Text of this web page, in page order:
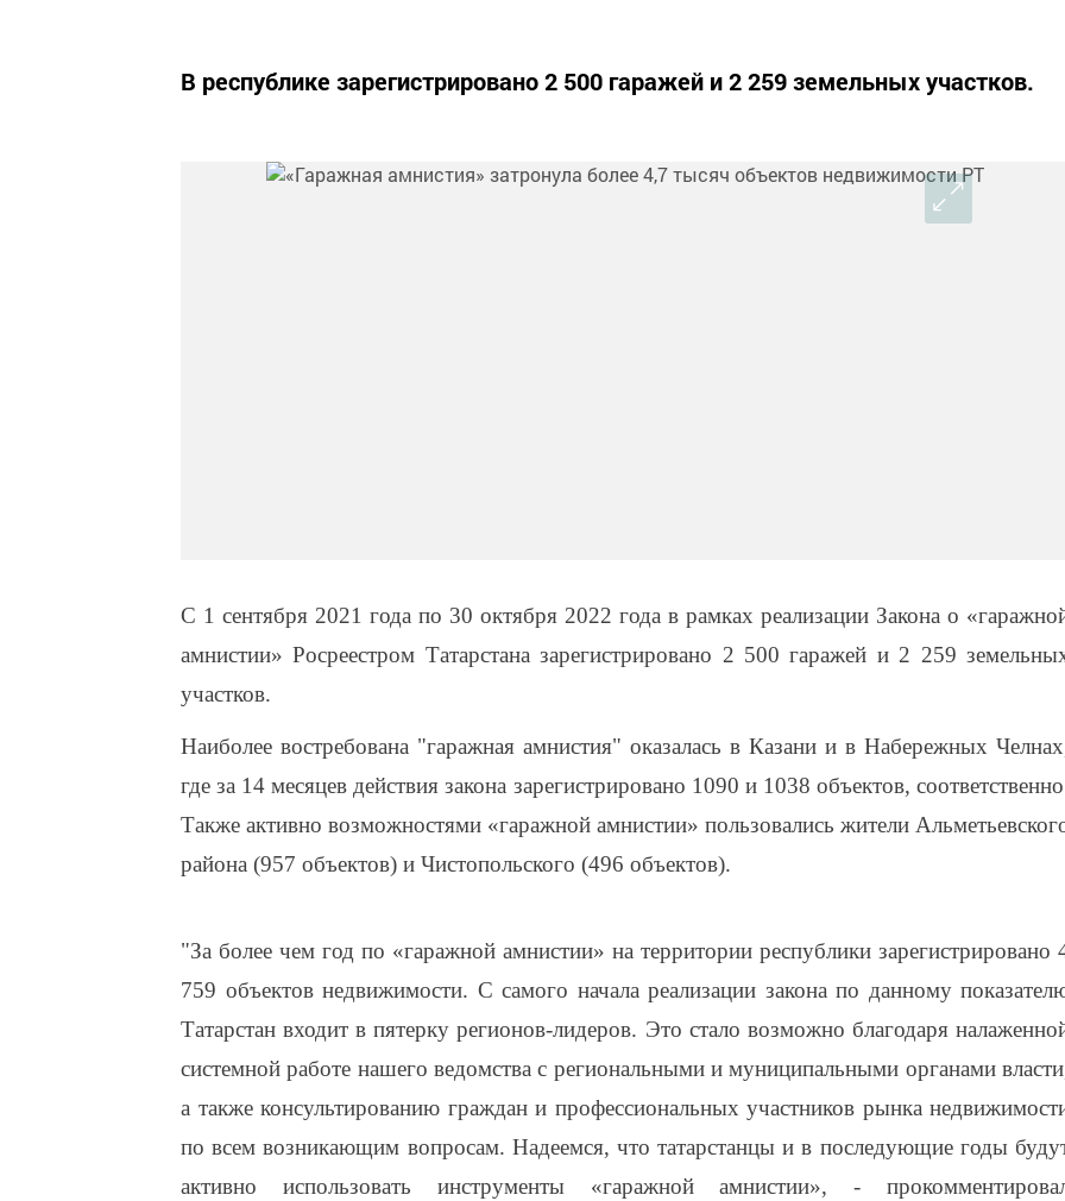
В республике зарегистрировано 2 500 гаражей и 2 259 земельных участков.
С 1 сентября 2021 года по 30 октября 2022 года в рамках реализации Закона о
амнистии» Росреестром Татарстана зарегистрировано 2 500 гаражей и 2 259
участков.
Наиболее востребована "гаражная амнистия" оказалась в Казани и в Набережных
где за 14 месяцев действия закона зарегистрировано 1090 и 1038 объектов,
Также активно возможностями «гаражной амнистии» пользовались жители
района (957 объектов) и Чистопольского (496 объектов).
"За более чем год по «гаражной амнистии» на территории республики зарегистрировано
759 объектов недвижимости. С самого начала реализации закона по данному
Татарстан входит в пятерку регионов-лидеров. Это стало возможно благодаря
системной работе нашего ведомства с региональными и муниципальными органами
а также консультированию граждан и профессиональных участников рынка
по всем возникающим вопросам. Надеемся, что татарстанцы и в последующие годы
активно использовать инструменты «гаражной амнистии», -